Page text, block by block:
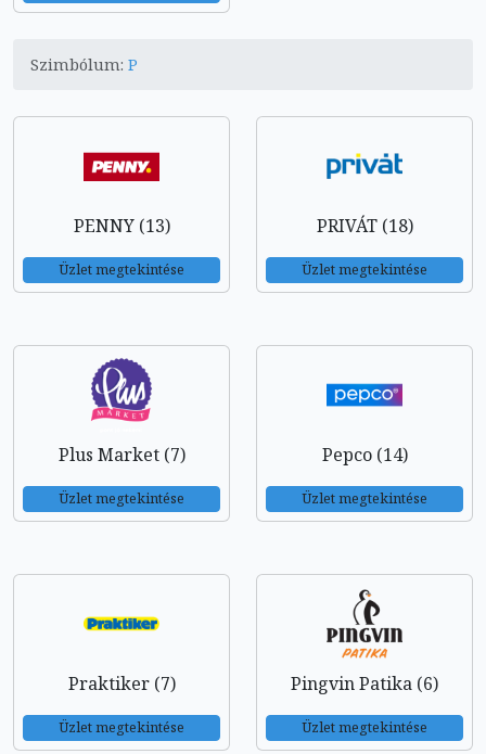
Szimbólum: P
PENNY (13)
Üzlet megtekintése
PRIVÁT (18)
Üzlet megtekintése
Plus Market (7)
Üzlet megtekintése
Pepco (14)
Üzlet megtekintése
Praktiker (7)
Üzlet megtekintése
Pingvin Patika (6)
Üzlet megtekintése